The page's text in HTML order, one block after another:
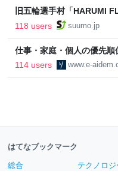
旧五輪選手村「HARUMI
ルで挑む、盆踊り2万人集
118 users suumo.jp
仕事・家庭・個人の優先
後の自分に伝えたいこと -
114 users www.e-
はてなブックマーク
総合
テクノロジ